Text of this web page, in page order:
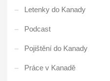
Letenky do Kanady
Podcast
Pojištění do Kanady
Práce v Kanadě